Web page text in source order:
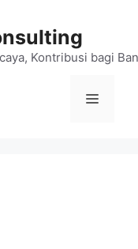
Kontribusi bagi
Menu